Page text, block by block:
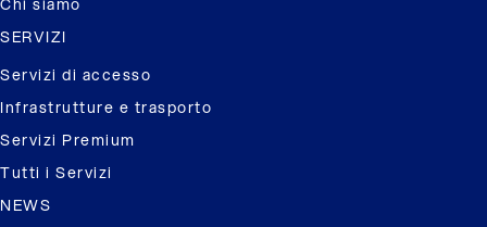
Chi siamo
SERVIZI
Servizi di accesso
Infrastrutture e trasporto
Servizi Premium
Tutti i Servizi
NEWS